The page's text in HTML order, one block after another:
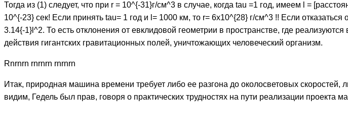
Тогда из (1) следует, что при r = 10^{-31}г/см^3 в случае, когда tau =1 год, имеем l =
10^{-23} сек! Eсли принять tau= 1 год и l= 1000 км, то r= 6x10^{28} г/см^3 !! Если
3.14{-1}l^2. То есть отклонения от евклидовой геометрии в пространстве, где
действия гигантских гравитационных полей, уничтожающих человеческий организм.
Rnrnrn rnrnrn rnrnrn
Итак, природная машина времени требует либо ее разгона до околосветовых скоростей,
видим, Гедель был прав, говоря о практических трудностях на пути реализации проекта